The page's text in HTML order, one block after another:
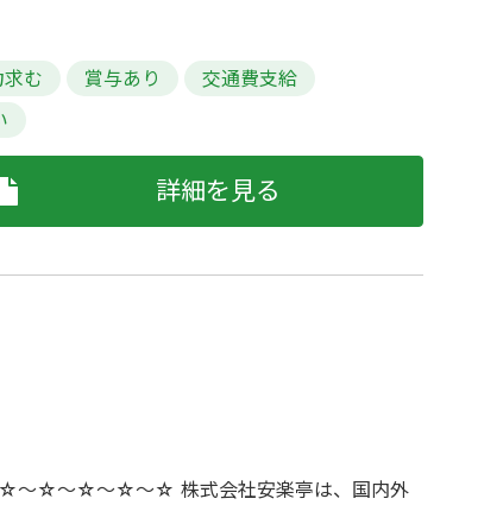
む 賞与あり
交通費支給
詳細を見る
～☆～☆～☆ 株式会社安楽亭は、国内外